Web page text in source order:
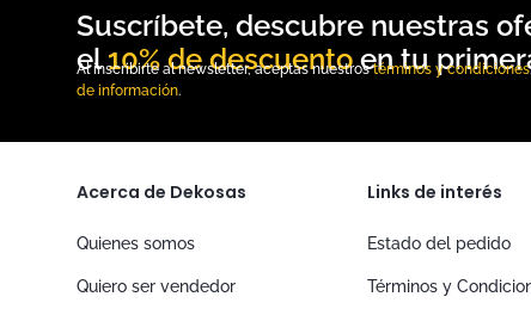
10% de descuento
Al inscribirte al newsletter, aceptas nuestrostérminos y condiciones
de información.
Acerca de Dekosas
Quienes somos
Quiero ser vendedor
Links de interés
Estado del pedido
Términos y